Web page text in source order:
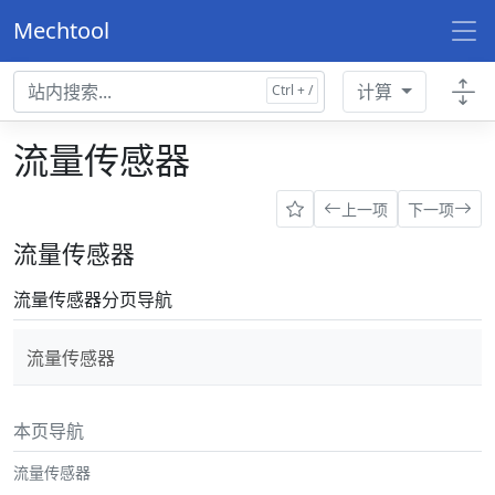
Mechtool
计算
流量传感器
上一项 下一项
流量传感器
流量传感器分页导航
流量传感器
本页导航
流量传感器